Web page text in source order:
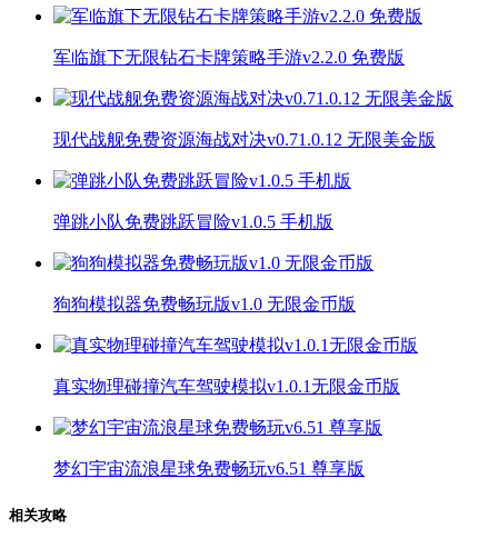
军临旗下无限钻石卡牌策略手游v2.2.0 免费版
现代战舰免费资源海战对决v0.71.0.12 无限美金版
弹跳小队免费跳跃冒险v1.0.5 手机版
狗狗模拟器免费畅玩版v1.0 无限金币版
真实物理碰撞汽车驾驶模拟v1.0.1无限金币版
梦幻宇宙流浪星球免费畅玩v6.51 尊享版
相关攻略